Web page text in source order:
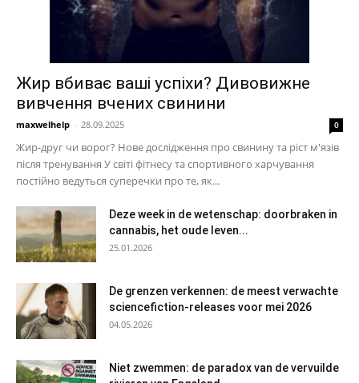
Жир вбиває ваші успіхи? Дивовижне
вивчення вчених свинини
maxwelhelp - 28.09.2025 0
Жир-друг чи ворог? Нове дослідження про свинину та ріст м'язів
після тренування У світі фітнесу та спортивного харчування
постійно ведуться суперечки про те, як...
Deze week in de wetenschap: doorbraken in
cannabis, het oude leven...
25.01.2026
De grenzen verkennen: de meest verwachte
sciencefiction-releases voor mei 2026
04.05.2026
Niet zwemmen: de paradox van de vervuilde